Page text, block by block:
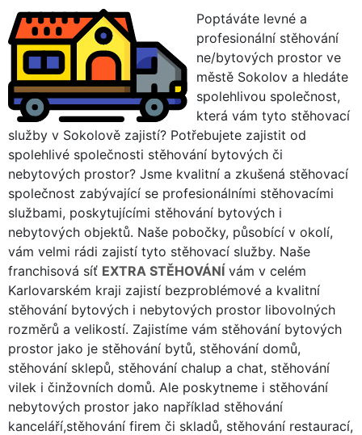
Poptáváte levné a
profesionální stěhování
ne/bytových prostor ve
městě Sokolov a hledáte
spolehlivou společnost,
která vám tyto stěhovací
služby v Sokolově zajistí? Potřebujete zajistit od
spolehlivé společnosti stěhování bytových či
nebytových prostor? Jsme kvalitní a zkušená stěhovací
společnost zabývající se profesionálními stěhovacími
službami, poskytujícími stěhování bytových i
nebytových objektů. Naše pobočky, působící v okolí,
vám velmi rádi zajistí tyto stěhovací služby. Naše
franchisová síť EXTRA STĚHOVÁNÍ vám v celém
Karlovarském kraji zajistí bezproblémové a kvalitní
stěhování bytových i nebytových prostor libovolných
rozměrů a velikostí. Zajistíme vám stěhování bytových
prostor jako je stěhování bytů, stěhování domů,
stěhování sklepů, stěhování chalup a chat, stěhování
vilek i činžovních domů. Ale poskytneme i stěhování
nebytových prostor jako například stěhování
kanceláří,stěhování firem či skladů, stěhování restaurací,